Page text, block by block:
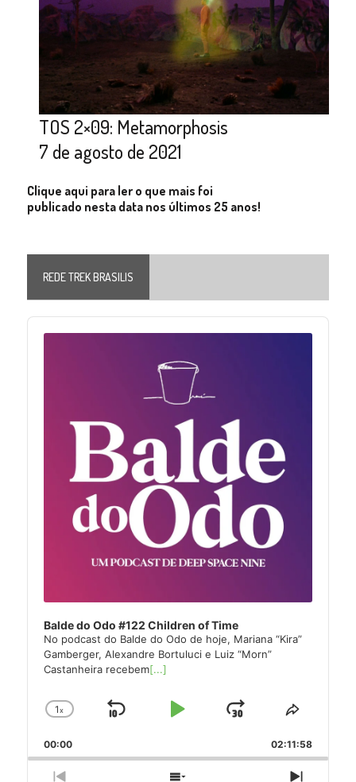
TOS 2×09: Metamorphosis
7 de agosto de 2021
Clique aqui para ler o que mais foi
publicado nesta data nos últimos 25 anos!
REDE TREK BRASILIS
Audio
Player
Balde do Odo #122 Children of Time
No podcast do Balde do Odo de hoje, Mariana “Kira”
Gamberger, Alexandre Bortuluci e Luiz “Morn”
Castanheira recebem[...]
Change
Rate
1x
Skip
Play
Jump
Forward
Share
Episode
00:00 02:11:58